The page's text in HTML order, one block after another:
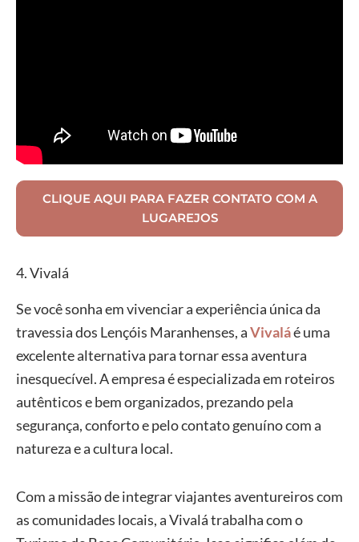
CLIQUE AQUI PARA FAZER CONTATO COM A
LUGAREJOS
4. Vivalá
Se você sonha em vivenciar a experiência única da
travessia dos Lençóis Maranhenses, aVivaláé uma
excelente alternativa para tornar essa aventura
inesquecível. A empresa é especializada em roteiros
autênticos e bem organizados, prezando pela
segurança, conforto e pelo contato genuíno com a
natureza e a cultura local.
Com a missão de integrar viajantes aventureiros com
as comunidades locais, a Vivalá trabalha com o